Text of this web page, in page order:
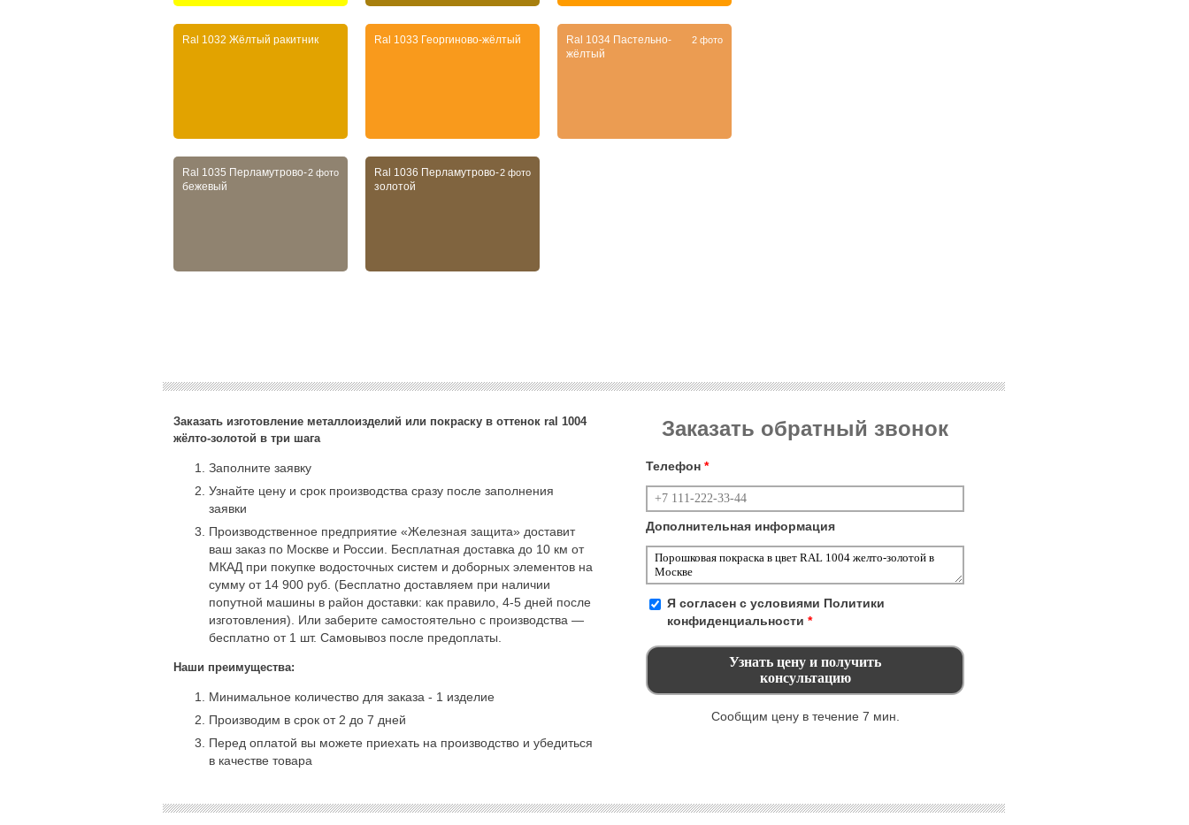
Ral 1032 Жёлтый ракитник Ral 1033 Георгиново-жёлтый
Ral 1034 Пастельно-
жёлтый
2 фото
Ral 1035 Перламутрово-
бежевый
2 фото
Ral 1036 Перламутрово-
золотой
2 фото
Заказать изготовление металлоизделий или покраску в оттенок ral 1004
жёлто-золотой в три шага
Заполните заявку
Узнайте цену и срок производства сразу после заполнения
заявки
Производственное предприятие «Железная защита» доставит
ваш заказ по Москве и России. Бесплатная доставка до 10 км от
МКАД при покупке водосточных систем и доборных элементов на
сумму от 14 900 руб. (Бесплатно доставляем при наличии
попутной машины в район доставки: как правило, 4-5 дней после
изготовления). Или заберите самостоятельно с производства —
бесплатно от 1 шт. Самовывоз после предоплаты.
Наши преимущества:
Минимальное количество для заказа - 1 изделие
Производим в срок от 2 до 7 дней
Перед оплатой вы можете приехать на производство и убедиться
в качестве товара
Заказать обратный звонок
Телефон *
Дополнительная информация
Я согласен с условиями Политики
конфиденциальности *
Сообщим цену в течение 7 мин.